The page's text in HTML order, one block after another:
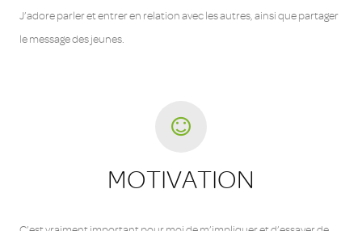
J’adore parler et entrer en relation avec les autres, ainsi que partager
le message des jeunes.
MOTIVATION